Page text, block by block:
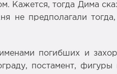
Кажется, тогда Дима
предполагали
погибших и
постамент,